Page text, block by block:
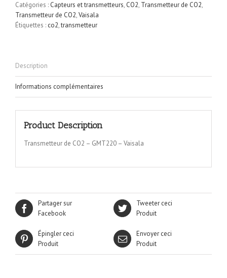
Catégories : Capteurs et transmetteurs, CO2, Transmetteur de CO2,
Transmetteur de CO2,Vaisala
Étiquettes : co2,transmetteur
Description
Informations complémentaires
Product Description
Transmetteur de CO2 – GMT220 – Vaisala
Partager sur
Facebook
Tweeter ceci
Produit
Épingler ceci
Produit
Envoyer ceci
Produit